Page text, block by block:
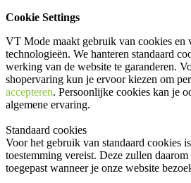
Cookie Settings
VT Mode maakt gebruik van cookies en
technologieën. We hanteren standaard
werking van de website te garanderen.
shopervaring kun je ervoor kiezen om
accepteren. Persoonlijke cookies kan je
algemene ervaring.
Standaard cookies
Voor het gebruik van standaard cookies
toestemming vereist. Deze zullen
toegepast wanneer je onze website